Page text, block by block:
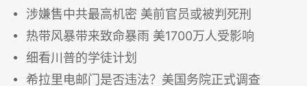
涉嫌售中共最高机密 美前官员或被判死刑
热带风暴带来致命暴雨 美1700万人受影响
细看川普的学徒计划
希拉里电邮门是否违法？美国务院正式调查